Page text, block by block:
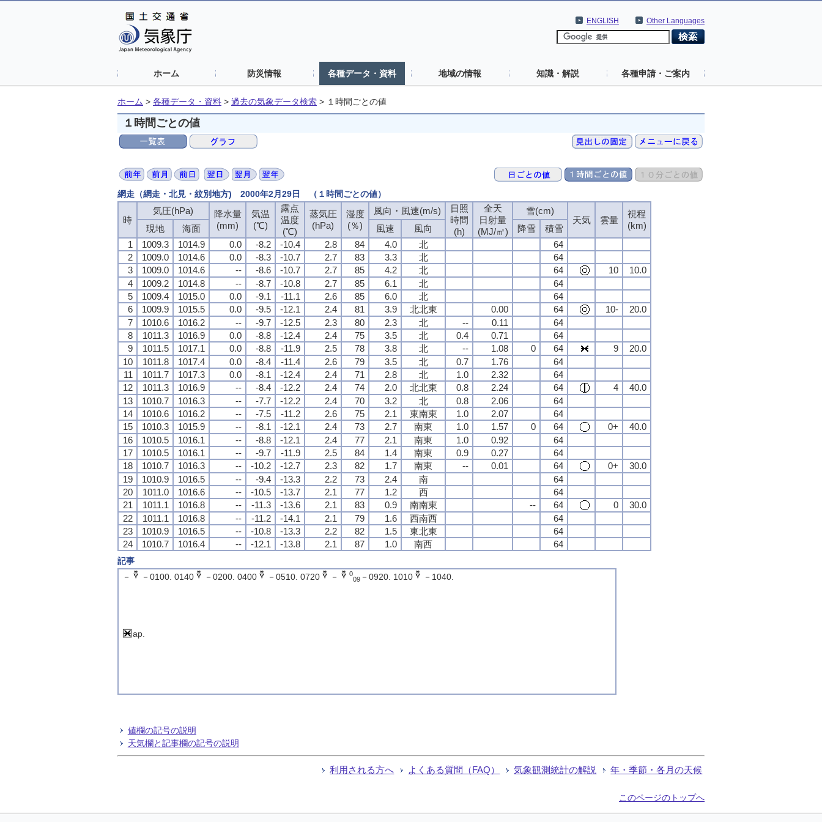
Other Languages
ENGLISH
ホーム 防災情報 各種データ・資料 地域の情報 知識・解説 各種申請・ご案内
ホーム > 各種データ・資料 > 過去の気象データ検索 > １時間ごとの値
１時間ごとの値
網走（網走・北見・紋別地方) 2000年2月29日 （１時間ごとの値）
時
気圧(hPa)
降水量
(mm)
気温
(℃)
露点
温度
(℃)
蒸気圧
(hPa)
湿度
(％)
風向・風速(m/s)
日照
時間
(h)
全天
日射量
(MJ/㎡)
雪(cm)
天気
雲量
視程
(km)
現地 海面 風速 風向 降雪
積雪
1
1009.3 1014.9 0.0 -8.2 -10.4 2.8 84 4.0 北
64
2
1009.0 1014.6 0.0 -8.3 -10.7 2.7 83 3.3 北
64
3
1009.0 1014.6 -- -8.6 -10.7 2.7 85 4.2 北 64 10
10.0
4
1009.2 1014.8 -- -8.7 -10.8 2.7 85 6.1 北
64
5
1009.4 1015.0 0.0 -9.1 -11.1 2.6 85 6.0 北
64
6
1009.9 1015.5 0.0 -9.5 -12.1 2.4 81 3.9 北北東 0.00 64 10-
20.0
7
1010.6 1016.2 -- -9.7 -12.5 2.3 80 2.3 北 -- 0.11
64
8
1011.3 1016.9 0.0 -8.8 -12.4 2.4 75 3.5 北 0.4 0.71
64
9
1011.5 1017.1 0.0 -8.8 -11.9 2.5 78 3.8 北 -- 1.08 0 64 9
20.0
10
1011.8 1017.4 0.0 -8.4 -11.4 2.6 79 3.5 北 0.7 1.76
64
11
1011.7 1017.3 0.0 -8.1 -12.4 2.4 71 2.8 北 1.0 2.32
64
12
1011.3 1016.9 -- -8.4 -12.2 2.4 74 2.0 北北東 0.8 2.24 64 4
40.0
13
1010.7 1016.3 -- -7.7 -12.2 2.4 70 3.2 北 0.8 2.06
64
14
1010.6 1016.2 -- -7.5 -11.2 2.6 75 2.1 東南東 1.0 2.07
64
15
1010.3 1015.9 -- -8.1 -12.1 2.4 73 2.7 南東 1.0 1.57 0 64 0+
40.0
16
1010.5 1016.1 -- -8.8 -12.1 2.4 77 2.1 南東 1.0 0.92
64
17
1010.5 1016.1 -- -9.7 -11.9 2.5 84 1.4 南東 0.9 0.27
64
18
1010.7 1016.3 -- -10.2 -12.7 2.3 82 1.7 南東 -- 0.01 64 0+
30.0
19
1010.9 1016.5 -- -9.4 -13.3 2.2 73 2.4 南
64
20
1011.0 1016.6 -- -10.5 -13.7 2.1 77 1.2 西
64
21
1011.1 1016.8 -- -11.3 -13.6 2.1 83 0.9 南南東 -- 64 0
30.0
22
1011.1 1016.8 -- -11.2 -14.1 2.1 79 1.6 西南西
64
23
1010.9 1016.5 -- -10.8 -13.3 2.2 82 1.5 東北東
64
24
1010.7 1016.4 -- -12.1 -13.8 2.1 87 1.0 南西 64
記事
－
－0100. 0140 －0200. 0400 －0510. 0720 － 0
09－0920. 1010 －1040.
ap.
値欄の記号の説明
天気欄と記事欄の記号の説明
利用される方へ よくある質問（FAQ） 気象観測統計の解説 年・季節・各月の天候
このページのトップへ